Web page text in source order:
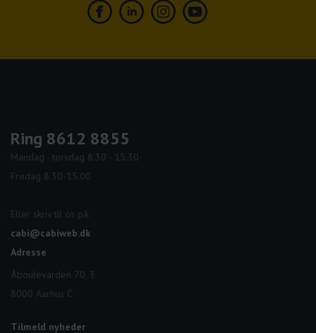
Ring 8612 8855
Mandag - torsdag 8.30 - 15.30
Fredag 8.30-15.00
Eller skriv til os på:
cabi@cabiweb.dk
Adresse
Åboulevarden 70, 3
8000 Aarhus C
Tilmeld nyheder